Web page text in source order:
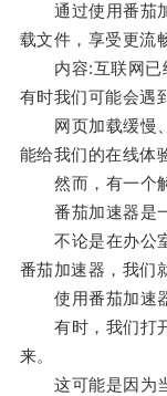
通过使用番茄加
载文件，享受更流
内容:互联网已经
有时我们可能会遇
网页加载缓慢、
能给我们的在线体
然而，有一个
番茄加速器是一
不论是在办公室
番茄加速器，我们
使用番茄加速器
有时，我们打开
来。
这可能是因为当